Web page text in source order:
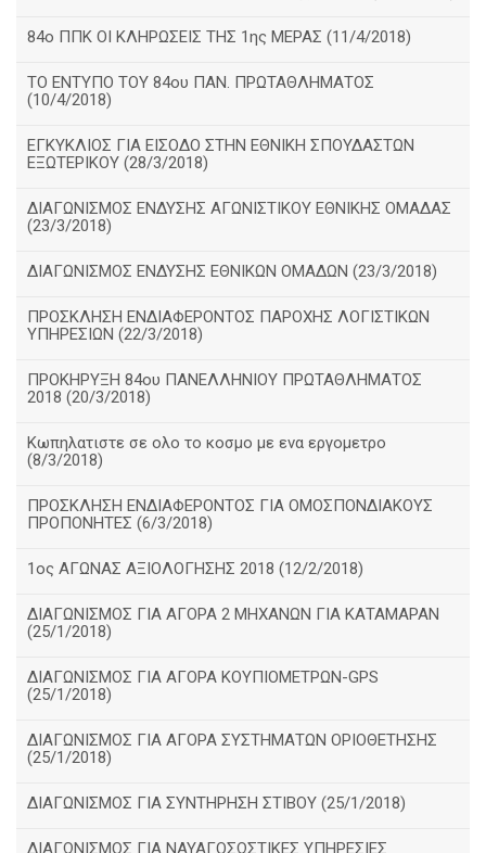
84ο ΠΠΚ ΟΙ ΚΛΗΡΩΣΕΙΣ ΤΗΣ 1ης ΜΕΡΑΣ (11/4/2018)
ΤΟ ΕΝΤΥΠΟ ΤΟΥ 84ου ΠΑΝ. ΠΡΩΤΑΘΛΗΜΑΤΟΣ
(10/4/2018)
ΕΓΚΥΚΛΙΟΣ ΓΙΑ ΕΙΣΟΔΟ ΣΤΗΝ ΕΘΝΙΚΗ ΣΠΟΥΔΑΣΤΩΝ
ΕΞΩΤΕΡΙΚΟΥ (28/3/2018)
ΔΙΑΓΩΝΙΣΜΟΣ ΕΝΔΥΣΗΣ ΑΓΩΝΙΣΤΙΚΟΥ ΕΘΝΙΚΗΣ ΟΜΑΔΑΣ
(23/3/2018)
ΔΙΑΓΩΝΙΣΜΟΣ ΕΝΔΥΣΗΣ ΕΘΝΙΚΩΝ ΟΜΑΔΩΝ (23/3/2018)
ΠΡΟΣΚΛΗΣΗ ΕΝΔΙΑΦΕΡΟΝΤΟΣ ΠΑΡΟΧΗΣ ΛΟΓΙΣΤΙΚΩΝ
ΥΠΗΡΕΣΙΩΝ (22/3/2018)
ΠΡΟΚΗΡΥΞΗ 84ου ΠΑΝΕΛΛΗΝΙΟΥ ΠΡΩΤΑΘΛΗΜΑΤΟΣ
2018 (20/3/2018)
Κωπηλατιστε σε ολο το κοσμο με ενα εργομετρο
(8/3/2018)
ΠΡΟΣΚΛΗΣΗ ΕΝΔΙΑΦΕΡΟΝΤΟΣ ΓΙΑ ΟΜΟΣΠΟΝΔΙΑΚΟΥΣ
ΠΡΟΠΟΝΗΤΕΣ (6/3/2018)
1ος ΑΓΩΝΑΣ ΑΞΙΟΛΟΓΗΣΗΣ 2018 (12/2/2018)
ΔΙΑΓΩΝΙΣΜΟΣ ΓΙΑ ΑΓΟΡΑ 2 ΜΗΧΑΝΩΝ ΓΙΑ ΚΑΤΑΜΑΡΑΝ
(25/1/2018)
ΔΙΑΓΩΝΙΣΜΟΣ ΓΙΑ ΑΓΟΡΑ ΚΟΥΠΙΟΜΕΤΡΩΝ-GPS
(25/1/2018)
ΔΙΑΓΩΝΙΣΜΟΣ ΓΙΑ ΑΓΟΡΑ ΣΥΣΤΗΜΑΤΩΝ ΟΡΙΟΘΕΤΗΣΗΣ
(25/1/2018)
ΔΙΑΓΩΝΙΣΜΟΣ ΓΙΑ ΣΥΝΤΗΡΗΣΗ ΣΤΙΒΟΥ (25/1/2018)
ΔΙΑΓΩΝΙΣΜΟΣ ΓΙΑ ΝΑΥΑΓΟΣΩΣΤΙΚΕΣ ΥΠΗΡΕΣΙΕΣ